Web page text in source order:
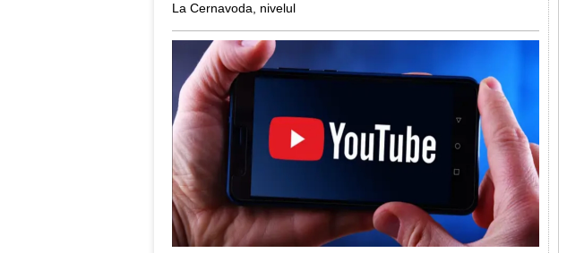
La Cernavoda, nivelul